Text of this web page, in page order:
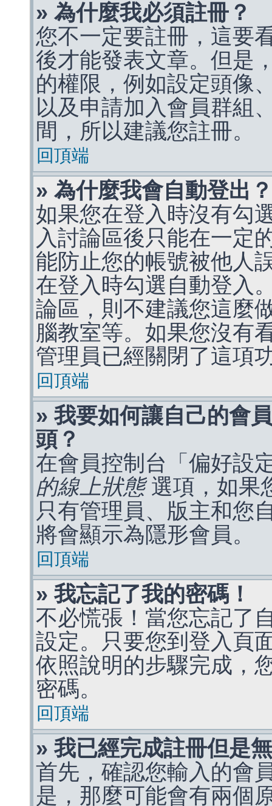
» 為什麼我必須註冊？
您不一定要註冊，這要
後才能發表文章。但是
的權限，例如設定頭像
以及申請加入會員群組
間，所以建議您註冊。
回頂端
» 為什麼我會自動登出？
如果您在登入時沒有勾
入討論區後只能在一定
能防止您的帳號被他人
在登入時勾選自動登入
論區，則不建議您這麼
腦教室等。如果您沒有
管理員已經關閉了這項
回頂端
» 我要如何讓自己的會
頭？
在會員控制台「偏好設
的線上狀態選項，如果
只有管理員、版主和您
將會顯示為隱形會員。
回頂端
» 我忘記了我的密碼！
不必慌張！當您忘記了
設定。只要您到登入頁
依照說明的步驟完成，
密碼。
回頂端
» 我已經完成註冊但是
首先，確認您輸入的會
是，那麼可能會有兩個